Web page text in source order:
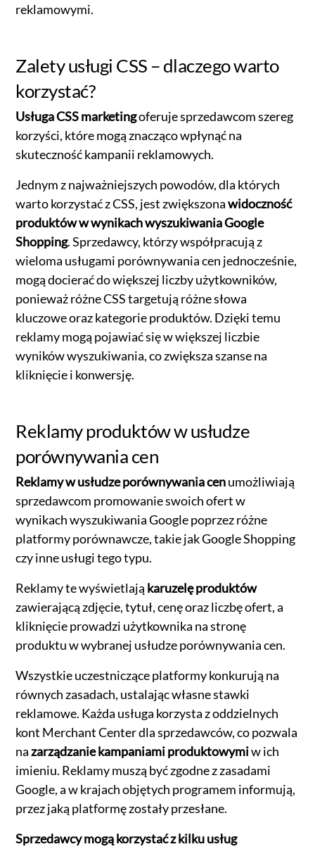
reklamowymi.
Zalety usługi CSS – dlaczego warto
korzystać?
Usługa CSS marketingoferuje sprzedawcom szereg
korzyści, które mogą znacząco wpłynąć na
skuteczność kampanii reklamowych.
Jednym z najważniejszych powodów, dla których
warto korzystać z CSS, jest zwiększonawidoczność
produktów w wynikach wyszukiwania Google
Shopping. Sprzedawcy, którzy współpracują z
wieloma usługami porównywania cen jednocześnie,
mogą docierać do większej liczby użytkowników,
ponieważ różne CSS targetują różne słowa
kluczowe oraz kategorie produktów. Dzięki temu
reklamy mogą pojawiać się w większej liczbie
wyników wyszukiwania, co zwiększa szanse na
kliknięcie i konwersję.
Reklamy produktów w usłudze
porównywania cen
Reklamy w usłudze porównywania cenumożliwiają
sprzedawcom promowanie swoich ofert w
wynikach wyszukiwania Google poprzez różne
platformy porównawcze, takie jak Google Shopping
czy inne usługi tego typu.
Reklamy te wyświetlają karuzelę produktów
zawierającą zdjęcie, tytuł, cenę oraz liczbę ofert, a
kliknięcie prowadzi użytkownika na stronę
produktu w wybranej usłudze porównywania cen.
Wszystkie uczestniczące platformy konkurują na
równych zasadach, ustalając własne stawki
reklamowe. Każda usługa korzysta z oddzielnych
kont Merchant Center dla sprzedawców, co pozwala
nazarządzanie kampaniami produktowymiw ich
imieniu. Reklamy muszą być zgodne z zasadami
Google, a w krajach objętych programem informują,
przez jaką platformę zostały przesłane.
Sprzedawcy mogą korzystać z kilku usług